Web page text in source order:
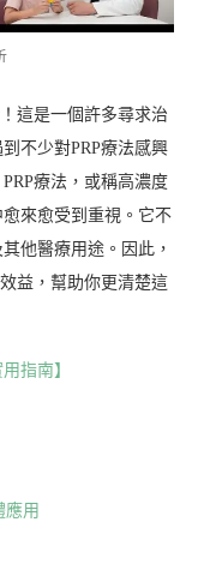
這是一個許多尋求治
不少對PRP療法感興
療法，或稱高濃度
來愈受到重視。它不
他醫療用途。因此，
益，幫助你更清楚這
指南】
應用